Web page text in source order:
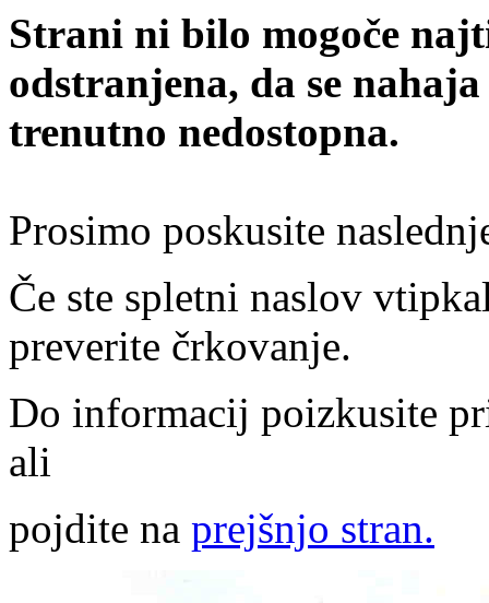
Strani ni bilo mogoče
odstranjena, da se
trenutno nedostopna.
Prosimo poskusite
Če ste spletni naslov
preverite črkovanje.
Do informacij poizkusite
ali
pojdite na prejšnjo stran.